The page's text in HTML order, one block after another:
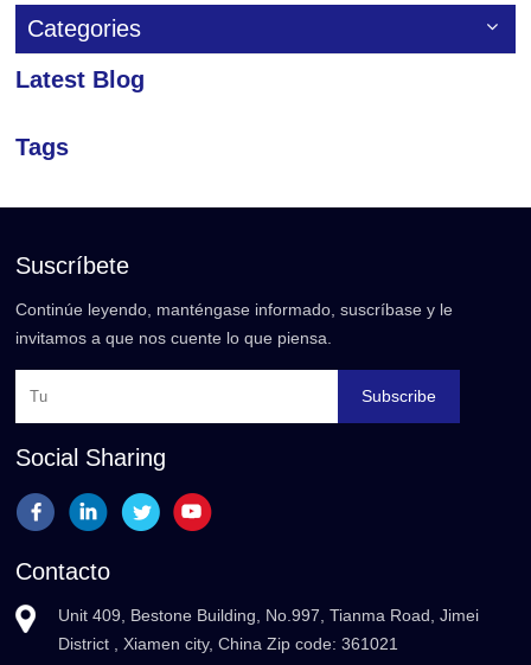
Categories
Latest Blog
Tags
Suscríbete
Continúe leyendo, manténgase informado, suscríbase y le
invitamos a que nos cuente lo que piensa.
Subscribe
Social Sharing
Contacto
Unit 409, Bestone Building, No.997, Tianma Road, Jimei
District , Xiamen city, China Zip code: 361021